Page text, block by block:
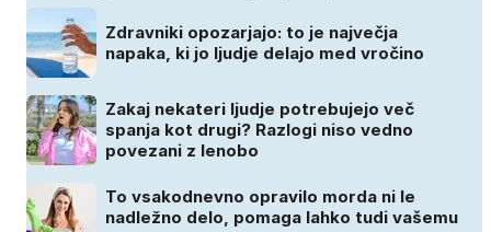
Zdravniki opozarjajo: to je največja
napaka, ki jo ljudje delajo med vročino
Zakaj nekateri ljudje potrebujejo več
spanja kot drugi? Razlogi niso vedno
povezani z lenobo
To vsakodnevno opravilo morda ni le
nadležno delo, pomaga lahko tudi vašemu